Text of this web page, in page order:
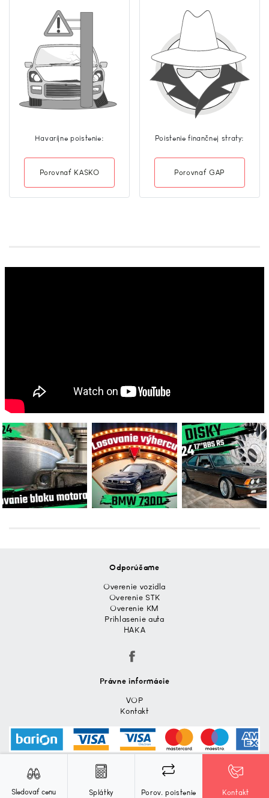
Havaríjne poistenie:
Porovnať KASKO
Poistenie finančnej straty:
Porovnať GAP
Sledovať cenu Splátky Porov. poistenie Kontakt
Odporúčame
Overenie vozidla
Overenie STK
Overenie KM
Prihlasenie auta
HAKA
Právne informácie
VOP
Kontakt
© 2018 - 2026 Pie Car Group LLC Všetky práva vyhradené.
Súhlasím
Používaním týchto stránok súhlasíte s
používaním cookies
, ktoré nám pomáhajú
zabezpečiť lepšie služby.